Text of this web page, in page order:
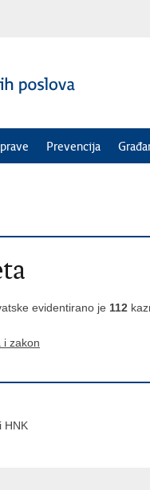
Prevencija
evidentirano je 112
i zakon
HNK